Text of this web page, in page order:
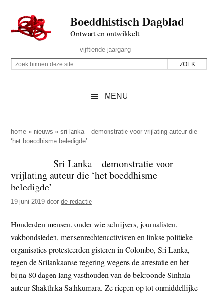
naar
de
inhoud
secondary
naar
de
sidebar
naar
de
Boeddhistisch Dagblad
Ontwart en ontwikkelt
Rechts
vijftiende jaargang
Z
p
d
z
e
s
t
e
Z
i
n
n
d
e
e
s
i
t
e
MENU
home » nieuws »sri lanka – demonstratie voor vrijlating auteur die
‘het boeddhisme beledigde’
Sri Lanka – demonstratie voor
vrijlating auteur die ‘het boeddhisme
beledigde’
19 juni 2019 doorde redactie
Honderden mensen, onder wie schrijvers, journalisten,
vakbondsleden, mensenrechtenactivisten en linkse politieke
organisaties protesteerden gisteren in Colombo, Sri Lanka,
tegen de Srilankaanse regering wegens de arrestatie en het
bijna 80 dagen lang vasthouden van de bekroonde Sinhala-
auteur Shakthika Sathkumara. Ze riepen op tot onmiddellijke